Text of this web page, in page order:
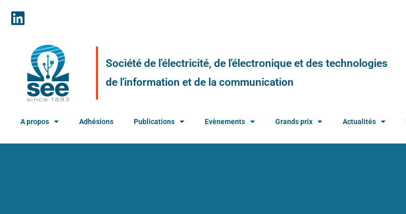
Société de l'électricité, de l'électronique et des technologies
de l'information et de la communication
A propos Adhésions Publications Evènements Grands prix Actualités